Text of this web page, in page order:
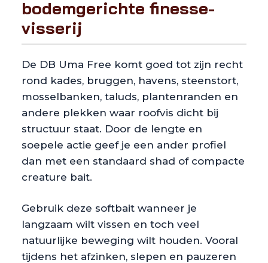
bodemgerichte finesse-
visserij
De DB Uma Free komt goed tot zijn recht
rond kades, bruggen, havens, steenstort,
mosselbanken, taluds, plantenranden en
andere plekken waar roofvis dicht bij
structuur staat. Door de lengte en
soepele actie geef je een ander profiel
dan met een standaard shad of compacte
creature bait.
Gebruik deze softbait wanneer je
langzaam wilt vissen en toch veel
natuurlijke beweging wilt houden. Vooral
tijdens het afzinken, slepen en pauzeren